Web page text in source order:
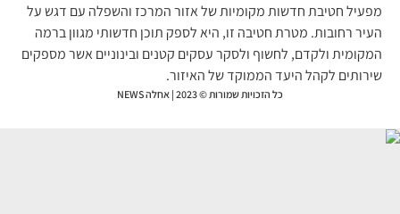
חטיבת חדשות מקומיות של אזור המרכז והשפלה עם דגש על
רחובות. מטרת חטיבה זו, היא לספק תוכן חדשותי מגוון ברמה
ולקדם, לחשוף ולסקר עסקים קטנים ובינוניים אשר מספקים
לקהל היעד הממוקד של האיזור.
כל הזכויות שמורות © 2023 | אחלה NEWS